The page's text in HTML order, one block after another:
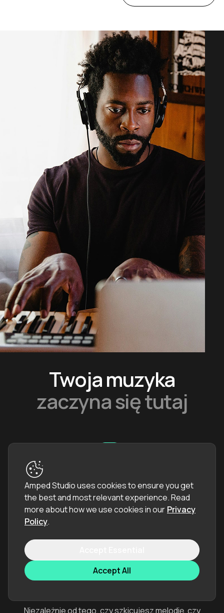
Twoja muzyka
zaczyna się tutaj
Amped Studio to Twoje wszechstronne narzędzie do
tworzenia muzyki online bezpośrednio w przeglądarce —
bez instalacji i konfiguracji.
Niezależnie od tego, czy szkicujesz melodię, czy
Amped Studio uses cookies to ensure you get
the best and most relevant experience.Read
more about how we use cookies in our Privacy
Policy.
Accept All